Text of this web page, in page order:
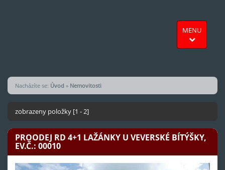
MENU
Nacházíte se: Úvod » Nemovitosti
zobrazeny položky [1 - 2]
PROODEJ RD 4+1 LAŽÁNKY U VEVERSKÉ BÍTÝŠKY,
EV.Č.: 00010